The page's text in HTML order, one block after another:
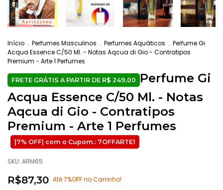
Início . Perfumes Masculinos . Perfumes Aquáticos . Perfume Gi
Acqua Essence C/50 Ml. - Notas Aqcua di Gio - Contratipos
Premium - Arte 1 Perfumes
Perfume Gi
Acqua Essence C/50 Ml. - Notas
Aqcua di Gio - Contratipos
Premium - Arte 1 Perfumes
SKU: ARM65
R$87,30 Até 7%OFF no Carrinho!